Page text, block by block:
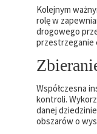
Kolejnym
rolę w
drogowego
przestrzeganie
Współczesna
kontroli.
danej
obszarów o